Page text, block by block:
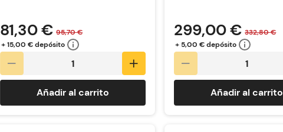
81,30 € 95,70 €
+ 15,00 € depósito
Añadir al carrito
299,00 € 332,80 €
+ 5,00 € depósito
Añadir al carrito